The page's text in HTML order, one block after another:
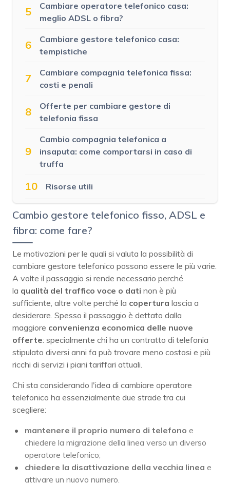
5
Cambiare operatore telefonico casa:
meglio ADSL o fibra?
6
Cambiare gestore telefonico casa:
tempistiche
7
Cambiare compagnia telefonica fissa:
costi e penali
8
Offerte per cambiare gestore di
telefonia fissa
9
Cambio compagnia telefonica a
insaputa: come comportarsi in caso di
truffa
10 Risorse utili
Cambio gestore telefonico fisso, ADSL e
fibra: come fare?
Le motivazioni per le quali si valuta la possibilità di
cambiare gestore telefonico possono essere le più varie.
A volte il passaggio si rende necessario perché
la qualità del traffico voce o dati non è più
sufficiente, altre volte perché la copertura lascia a
desiderare. Spesso il passaggio è dettato dalla
maggiore convenienza economica delle nuove
offerte: specialmente chi ha un contratto di telefonia
stipulato diversi anni fa può trovare meno costosi e più
ricchi di servizi i piani tariffari attuali.
Chi sta considerando l'idea di cambiare operatore
telefonico ha essenzialmente due strade tra cui
scegliere:
mantenere il proprio numero di telefono e
chiedere la migrazione della linea verso un diverso
operatore telefonico;
chiedere la disattivazione della vecchia linea e
attivare un nuovo numero.